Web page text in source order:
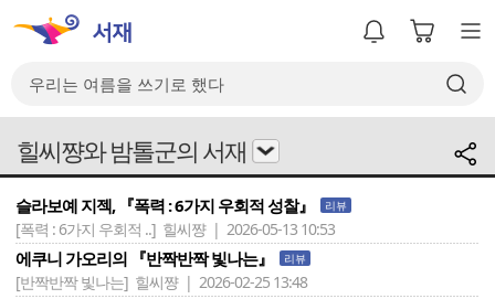
힐씨쨩와 밤톨군의 서재
슬라보예 지젝, 『폭력 : 6가지 우회적 성찰』 리뷰
[폭력 : 6가지 우회적 ..] 힐씨쨩 | 2026-05-13 10:53
에쿠니 가오리의 『반짝반짝 빛나는』 리뷰
[반짝반짝 빛나는] 힐씨쨩 | 2026-02-25 13:48